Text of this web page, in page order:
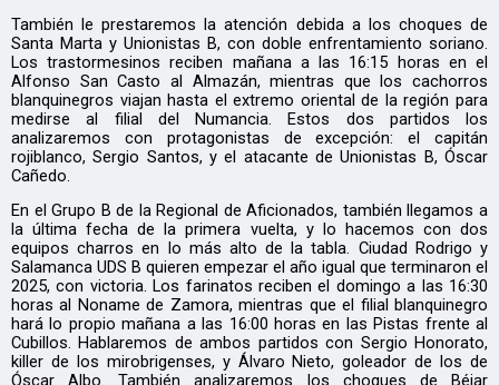
También le prestaremos la atención debida a los choques de
Santa Marta y Unionistas B, con doble enfrentamiento soriano.
Los trastormesinos reciben mañana a las 16:15 horas en el
Alfonso San Casto al Almazán, mientras que los cachorros
blanquinegros viajan hasta el extremo oriental de la región para
medirse al filial del Numancia. Estos dos partidos los
analizaremos con protagonistas de excepción: el capitán
rojiblanco, Sergio Santos, y el atacante de Unionistas B, Óscar
Cañedo.
En el Grupo B de la Regional de Aficionados, también llegamos a
la última fecha de la primera vuelta, y lo hacemos con dos
equipos charros en lo más alto de la tabla. Ciudad Rodrigo y
Salamanca UDS B quieren empezar el año igual que terminaron el
2025, con victoria. Los farinatos reciben el domingo a las 16:30
horas al Noname de Zamora, mientras que el filial blanquinegro
hará lo propio mañana a las 16:00 horas en las Pistas frente al
Cubillos. Hablaremos de ambos partidos con Sergio Honorato,
killer de los mirobrigenses, y Álvaro Nieto, goleador de los de
Óscar Albo. También analizaremos los choques de Béjar